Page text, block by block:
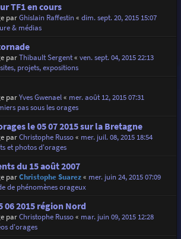
TF1 en cours
parGhislain Raffestin« dim. sept. 20, 2015 15:07
& médias
parThibault Sergent« ven. sept. 04, 2015 22:13
projets, expositions
parYves Gwenael« mer. août 12, 2015 07:31
pas sous les orages
le 05 07 2015 sur la Bretagne
parChristophe Russo« mer. juil. 08, 2015 18:54
et photos d'orages
du 15 août 2007
parChristophe Suarez« mer. juin 24, 2015 07:09
de phénomènes orageux
06 2015 région Nord
parChristophe Russo« mar. juin 09, 2015 12:28
d'orages